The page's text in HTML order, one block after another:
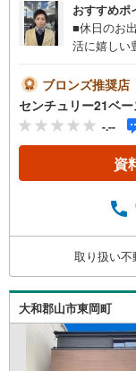
おすすめポ
■休日のお
活に嬉しい
のお時間で
ご対応でき
携銀行多数
遇後適用金
◇◇
物件を成
ます。「
ブロンズ推奨店
センチュリー21ベ
-.--
資
取り扱い不
大和郡山市東岡町